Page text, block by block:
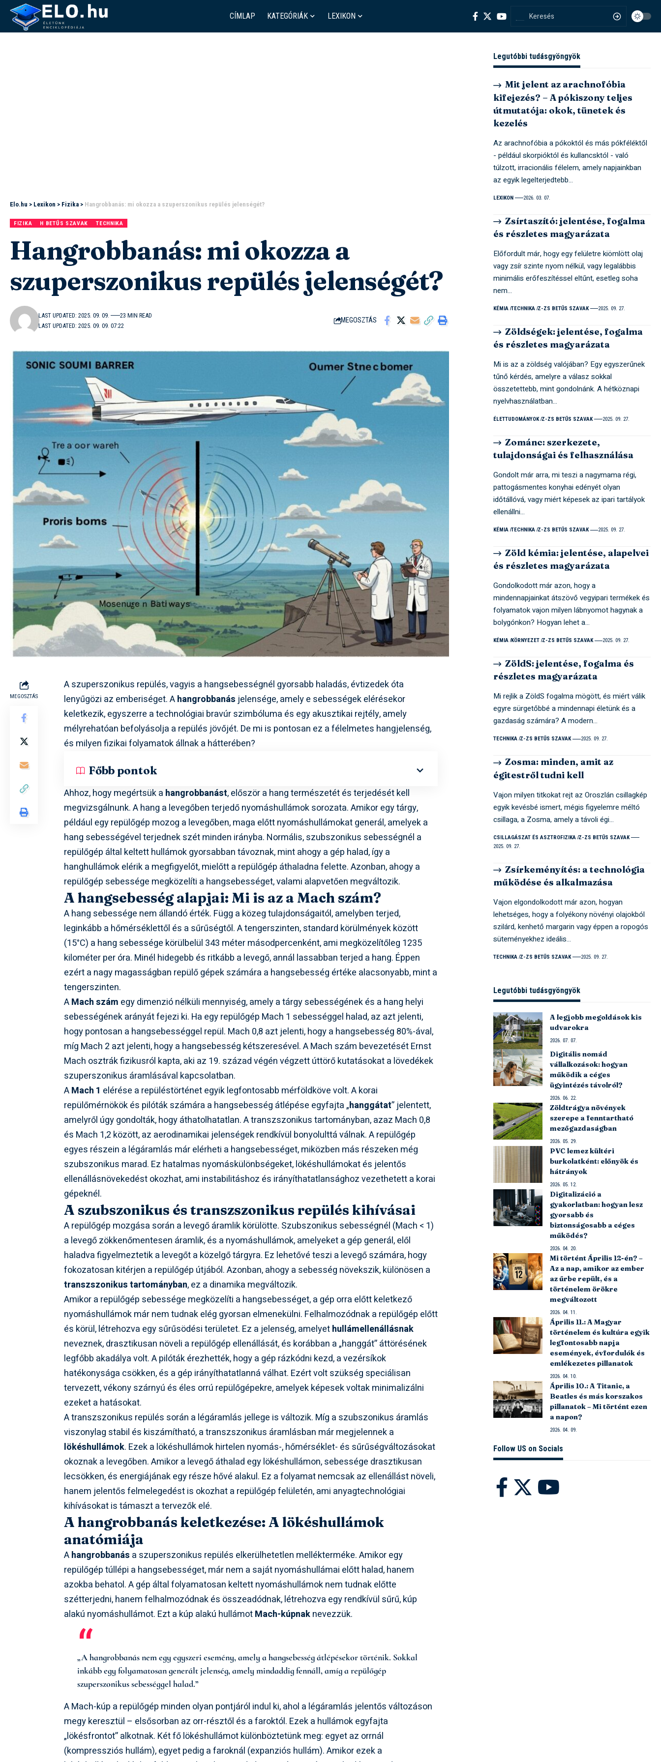
CÍMLAP KATEGÓRIÁK LEXIKON
Elo.hu > Lexikon > Fizika > Hangrobbanás: mi okozza a szuperszonikus repülés jelenségét?
FIZIKA H BETŰS SZAVAK TECHNIKA
Hangrobbanás: mi okozza a
szuperszonikus repülés jelenségét?
LAST UPDATED: 2025. 09. 09. 07:22
LAST UPDATED: 2025. 09. 09. 23 MIN READ
MEGOSZTÁS
MEGOSZTÁS
A szuperszonikus repülés, vagyis a hangsebességnél gyorsabb haladás, évtizedek óta
lenyűgözi az emberiséget. Ahangrobbanás jelensége, amely e sebességek elérésekor
keletkezik, egyszerre a technológiai bravúr szimbóluma és egy akusztikai rejtély, amely
mélyrehatóan befolyásolja a repülés jövőjét. De mi is pontosan ez a félelmetes hangjelenség,
és milyen fizikai folyamatok állnak a hátterében?
Főbb pontok
Ahhoz, hogy megértsük a hangrobbanást, először a hang természetét és terjedését kell
megvizsgálnunk. A hang a levegőben terjedő nyomáshullámok sorozata. Amikor egy tárgy,
például egy repülőgép mozog a levegőben, maga előtt nyomáshullámokat generál, amelyek a
hang sebességével terjednek szét minden irányba. Normális, szubszonikus sebességnél a
repülőgép által keltett hullámok gyorsabban távoznak, mint ahogy a gép halad, így a
hanghullámok elérik a megfigyelőt, mielőtt a repülőgép áthaladna felette. Azonban, ahogy a
repülőgép sebessége megközelíti a hangsebességet, valami alapvetően megváltozik.
A hangsebesség alapjai: Mi is az a Mach szám?
A hang sebessége nem állandó érték. Függ a közeg tulajdonságaitól, amelyben terjed,
leginkább a hőmérséklettől és a sűrűségtől. A tengerszinten, standard körülmények között
(15°C) a hang sebessége körülbelül 343 méter másodpercenként, ami megközelítőleg 1235
kilométer per óra. Minél hidegebb és ritkább a levegő, annál lassabban terjed a hang. Éppen
ezért a nagy magasságban repülő gépek számára a hangsebesség értéke alacsonyabb, mint a
tengerszinten.
AMach szám egy dimenzió nélküli mennyiség, amely a tárgy sebességének és a hang helyi
sebességének arányát fejezi ki. Ha egy repülőgép Mach 1 sebességgel halad, az azt jelenti,
hogy pontosan a hangsebességgel repül. Mach 0,8 azt jelenti, hogy a hangsebesség 80%-ával,
míg Mach 2 azt jelenti, hogy a hangsebesség kétszeresével. A Mach szám bevezetését Ernst
Mach osztrák fizikusról kapta, aki az 19. század végén végzett úttörő kutatásokat a lövedékek
szuperszonikus áramlásával kapcsolatban.
AMach 1 elérése a repüléstörténet egyik legfontosabb mérföldköve volt. A korai
repülőmérnökök és pilóták számára a hangsebesség átlépése egyfajta „hanggátat” jelentett,
amelyről úgy gondolták, hogy áthatolhatatlan. A transzszonikus tartományban, azaz Mach 0,8
és Mach 1,2 között, az aerodinamikai jelenségek rendkívül bonyolulttá válnak. A repülőgép
egyes részein a légáramlás már elérheti a hangsebességet, miközben más részeken még
szubszonikus marad. Ez hatalmas nyomáskülönbségeket, lökéshullámokat és jelentős
ellenállásnövekedést okozhat, ami instabilitáshoz és irányíthatatlansághoz vezethetett a korai
gépeknél.
A szubszonikus és transzszonikus repülés kihívásai
A repülőgép mozgása során a levegő áramlik körülötte. Szubszonikus sebességnél (Mach < 1)
a levegő zökkenőmentesen áramlik, és a nyomáshullámok, amelyeket a gép generál, elől
haladva figyelmeztetik a levegőt a közelgő tárgyra. Ez lehetővé teszi a levegő számára, hogy
fokozatosan kitérjen a repülőgép útjából. Azonban, ahogy a sebesség növekszik, különösen a
transzszonikus tartományban, ez a dinamika megváltozik.
Amikor a repülőgép sebessége megközelíti a hangsebességet, a gép orra előtt keletkező
nyomáshullámok már nem tudnak elég gyorsan elmenekülni. Felhalmozódnak a repülőgép előtt
és körül, létrehozva egy sűrűsödési területet. Ez a jelenség, amelyethullámellenállásnak
neveznek, drasztikusan növeli a repülőgép ellenállását, és korábban a „hanggát” áttörésének
legfőbb akadálya volt. A pilóták érezhették, hogy a gép rázkódni kezd, a vezérsíkok
hatékonysága csökken, és a gép irányíthatatlanná válhat. Ezért volt szükség speciálisan
tervezett, vékony szárnyú és éles orrú repülőgépekre, amelyek képesek voltak minimalizálni
ezeket a hatásokat.
A transzszonikus repülés során a légáramlás jellege is változik. Míg a szubszonikus áramlás
viszonylag stabil és kiszámítható, a transzszonikus áramlásban már megjelennek a
lökéshullámok. Ezek a lökéshullámok hirtelen nyomás-, hőmérséklet- és sűrűségváltozásokat
okoznak a levegőben. Amikor a levegő áthalad egy lökéshullámon, sebessége drasztikusan
lecsökken, és energiájának egy része hővé alakul. Ez a folyamat nemcsak az ellenállást növeli,
hanem jelentős felmelegedést is okozhat a repülőgép felületén, ami anyagtechnológiai
kihívásokat is támaszt a tervezők elé.
A hangrobbanás keletkezése: A lökéshullámok
anatómiája
Ahangrobbanás a szuperszonikus repülés elkerülhetetlen mellékterméke. Amikor egy
repülőgép túllépi a hangsebességet, már nem a saját nyomáshullámai előtt halad, hanem
azokba behatol. A gép által folyamatosan keltett nyomáshullámok nem tudnak előtte
szétterjedni, hanem felhalmozódnak és összeadódnak, létrehozva egy rendkívül sűrű, kúp
alakú nyomáshullámot. Ezt a kúp alakú hullámotMach-kúpnaknevezzük.
„A hangrobbanás nem egy egyszeri esemény, amely a hangsebesség átlépésekor történik. Sokkal
inkább egy folyamatosan generált jelenség, amely mindaddig fennáll, amíg a repülőgép
szuperszonikus sebességgel halad.”
A Mach-kúp a repülőgép minden olyan pontjáról indul ki, ahol a légáramlás jelentős változáson
megy keresztül – elsősorban az orr-résztől és a faroktól. Ezek a hullámok egyfajta
„lökésfrontot” alkotnak. Két fő lökéshullámot különböztetünk meg: egyet az orrnál
(kompressziós hullám), egyet pedig a faroknál (expanziós hullám). Amikor ezek a
Legutóbbi tudásgyöngyök
Mit jelent az arachnofóbia
kifejezés? – A pókiszony teljes
útmutatója: okok, tünetek és
kezelés
Az arachnofóbia a pókoktól és más pókféléktől
- például skorpióktól és kullancsktól - való
túlzott, irracionális félelem, amely napjainkban
az egyik legelterjedtebb…
LEXIKON 2026. 03. 07.
Zsírtaszító: jelentése, fogalma
és részletes magyarázata
Előfordult már, hogy egy felületre kiömlött olaj
vagy zsír szinte nyom nélkül, vagy legalábbis
minimális erőfeszítéssel eltűnt, esetleg soha
nem…
KÉMIA TECHNIKA Z-ZS BETŰS SZAVAK 2025. 09. 27.
Zöldségek: jelentése, fogalma
és részletes magyarázata
Mi is az a zöldség valójában? Egy egyszerűnek
tűnő kérdés, amelyre a válasz sokkal
összetettebb, mint gondolnánk. A hétköznapi
nyelvhasználatban…
ÉLETTUDOMÁNYOK Z-ZS BETŰS SZAVAK 2025. 09. 27.
Zománc: szerkezete,
tulajdonságai és felhasználása
Gondolt már arra, mi teszi a nagymama régi,
pattogásmentes konyhai edényét olyan
időtállóvá, vagy miért képesek az ipari tartályok
ellenállni…
KÉMIA TECHNIKA Z-ZS BETŰS SZAVAK 2025. 09. 27.
Zöld kémia: jelentése, alapelvei
és részletes magyarázata
Gondolkodott már azon, hogy a
mindennapjainkat átszövő vegyipari termékek és
folyamatok vajon milyen lábnyomot hagynak a
bolygónkon? Hogyan lehet a…
KÉMIA KÖRNYEZET Z-ZS BETŰS SZAVAK 2025. 09. 27.
ZöldS: jelentése, fogalma és
részletes magyarázata
Mi rejlik a ZöldS fogalma mögött, és miért válik
egyre sürgetőbbé a mindennapi életünk és a
gazdaság számára? A modern…
TECHNIKA Z-ZS BETŰS SZAVAK 2025. 09. 27.
Zosma: minden, amit az
égitestről tudni kell
Vajon milyen titkokat rejt az Oroszlán csillagkép
egyik kevésbé ismert, mégis figyelemre méltó
csillaga, a Zosma, amely a távoli égi…
CSILLAGÁSZAT ÉS ASZTROFIZIKA Z-ZS BETŰS SZAVAK
2025. 09. 27.
Zsírkeményítés: a technológia
működése és alkalmazása
Vajon elgondolkodott már azon, hogyan
lehetséges, hogy a folyékony növényi olajokból
szilárd, kenhető margarin vagy éppen a ropogós
süteményekhez ideális…
TECHNIKA Z-ZS BETŰS SZAVAK 2025. 09. 27.
Legutóbbi tudásgyöngyök
A legjobb megoldások kis
udvarokra
2026. 07. 07.
Digitális nomád
vállalkozások: hogyan
működik a céges
ügyintézés távolról?
2026. 06. 22.
Zöldtrágya növények
szerepe a fenntartható
mezőgazdaságban
2026. 05. 29.
PVC lemez kültéri
burkolatként: előnyök és
hátrányok
2026. 05. 12.
Digitalizáció a
gyakorlatban: hogyan lesz
gyorsabb és
biztonságosabb a céges
működés?
2026. 04. 20.
Mi történt Április 12-én? –
Az a nap, amikor az ember
az űrbe repült, és a
történelem örökre
megváltozott
2026. 04. 11.
Április 11.: A Magyar
történelem és kultúra egyik
legfontosabb napja
események, évfordulók és
emlékezetes pillanatok
2026. 04. 10.
Április 10.: A Titanic, a
Beatles és más korszakos
pillanatok – Mi történt ezen
a napon?
2026. 04. 09.
Follow US on Socials